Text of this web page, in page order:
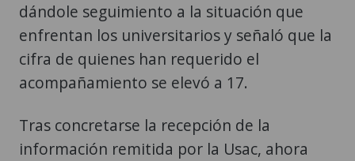
dándole seguimiento a la situación que
enfrentan los universitarios y señaló que la
cifra de quienes han requerido el
acompañamiento se elevó a 17.
Tras concretarse la recepción de la
información remitida por la Usac, ahora